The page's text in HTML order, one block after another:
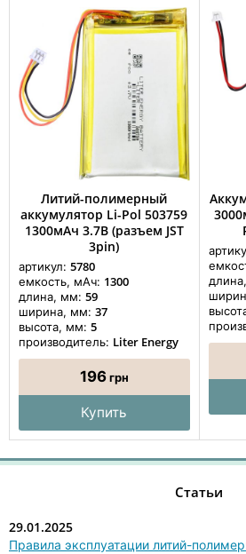
Литий-полимерный
аккумулятор Li-Pol 503759
1300мАч 3.7В (разъем JST
3pin)
артикул: 5780
емкость, мАч: 1300
длина, мм: 59
ширина, мм: 37
высота, мм: 5
производитель: Liter Energy
196грн
Купить
Статьи
29.01.2025
Правила эксплуатации литий-